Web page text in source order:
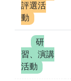
評選活
動
研
習、演講
活動